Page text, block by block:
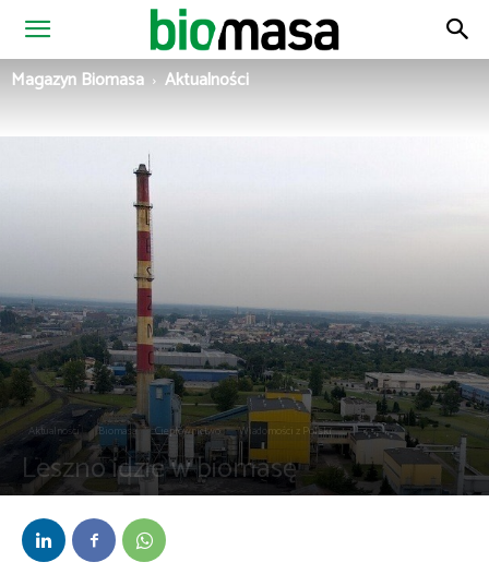
Magazyn
Magazyn Biomasa Aktualności
Aktualności Biomasa Ciepłownictwo Wiadomości z Polski
Leszno idzie w biomasę
Przez Daria Lisiecka-